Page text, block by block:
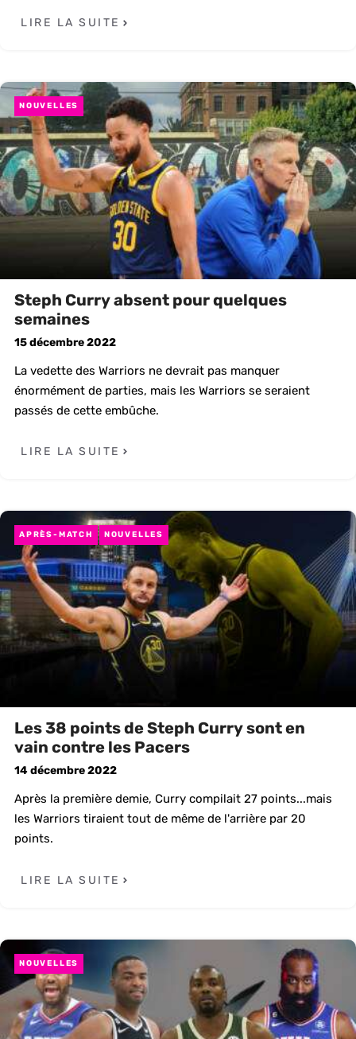
LIRE LA SUITE
NOUVELLES
Steph Curry absent pour quelques
semaines
15 décembre 2022
La vedette des Warriors ne devrait pas manquer
énormément de parties, mais les Warriors se seraient
passés de cette embûche.
LIRE LA SUITE
APRÈS-MATCH NOUVELLES
Les 38 points de Steph Curry sont en
vain contre les Pacers
14 décembre 2022
Après la première demie, Curry compilait 27 points...mais
les Warriors tiraient tout de même de l'arrière par 20
points.
LIRE LA SUITE
NOUVELLES